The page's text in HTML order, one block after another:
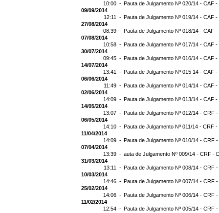
10:00 - Pauta de Julgamento Nº 020/14 - CAF
09/09/2014
12:11 - Pauta de Julgamento Nº 019/14 - CAF
27/08/2014
08:39 - Pauta de Julgamento Nº 018/14 - CAF
07/08/2014
10:58 - Pauta de Julgamento Nº 017/14 - CAF -
30/07/2014
09:45 - Pauta de Julgamento Nº 016/14 - CAF
14/07/2014
13:41 - Pauta de Julgamento Nº 015 14 - CAF
06/06/2014
11:49 - Pauta de Julgamento Nº 014/14 - CAF -
02/06/2014
14:09 - Pauta de Julgamento Nº 013/14 - CAF
14/05/2014
13:07 - Pauta de Julgamento Nº 012/14 - CRF
06/05/2014
14:10 - Pauta de Julgamento Nº 011/14 - CRF
11/04/2014
14:09 - Pauta de Julgamento Nº 010/14 - CRF
07/04/2014
13:39 - auta de Julgamento Nº 009/14 - CRF -
31/03/2014
13:11 - Pauta de Julgamento Nº 008/14 - CRF
10/03/2014
14:46 - Pauta de Julgamento Nº 007/14 - CRF
25/02/2014
14:06 - Pauta de Julgamento Nº 006/14 - CRF
11/02/2014
12:54 - Pauta de Julgamento Nº 005/14 - CRF